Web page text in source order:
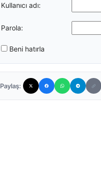
Kullanıcı adı:
Parola:
Beni hatırla
Paylaş: